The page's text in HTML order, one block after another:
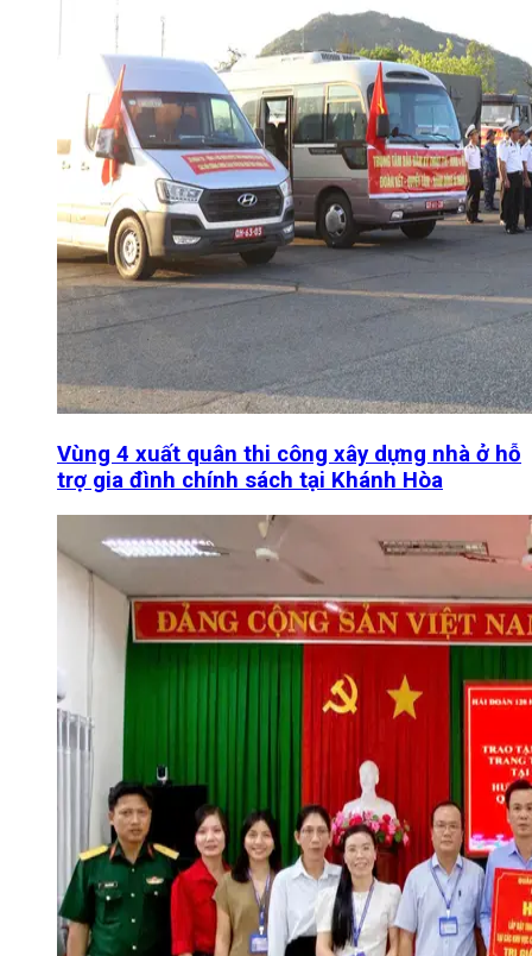
Vùng 4 xuất quân thi công xây dựng nhà ở hỗ
trợ gia đình chính sách tại Khánh Hòa